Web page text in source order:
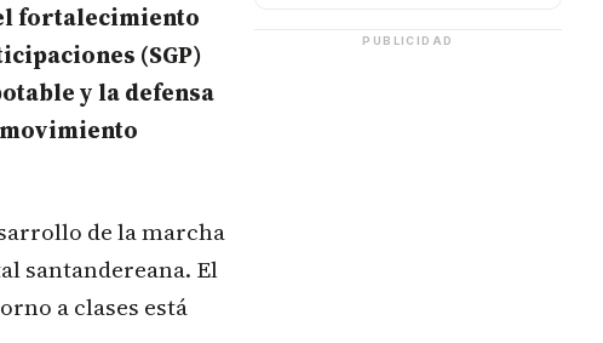
fortalecimiento
(SGP)
y la defensa
de la marcha
santandereana. El
a clases está
PUBLICIDAD